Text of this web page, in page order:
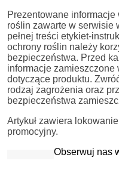
Prezentowane
roślin zawarte w serwisie
pełnej treści etykiet-
ochrony roślin należy
bezpieczeństwa. Przed
informacje zamieszczone
dotyczące produktu.
rodzaj zagrożenia oraz
bezpieczeństwa
Artykuł zawiera
promocyjny.
Obserwuj nas